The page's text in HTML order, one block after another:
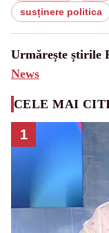
susținere politica
Urmărește știrile
News
CELE MAI
1